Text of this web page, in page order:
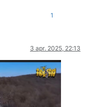
1
3 apr. 2025, 22:13